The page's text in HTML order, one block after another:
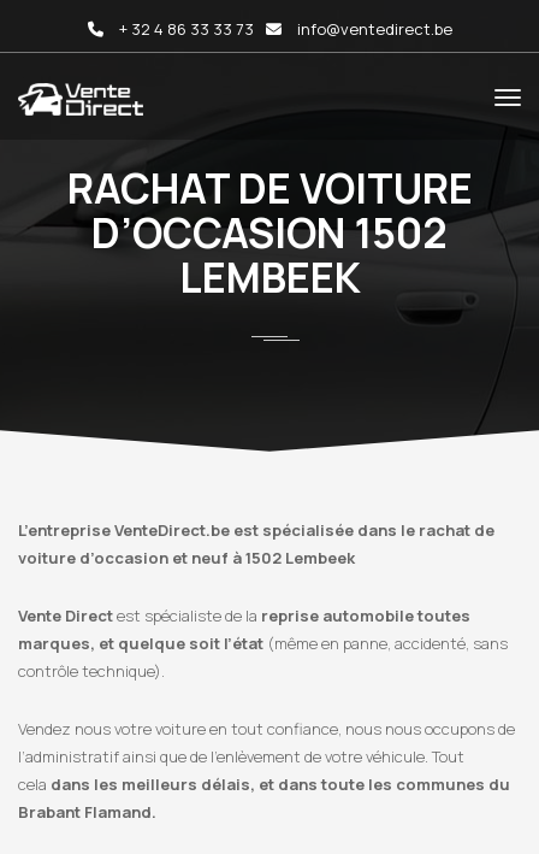
+ 32 4 86 33 33 73 info@ventedirect.be
RACHAT DE VOITURE
D’OCCASION 1502
LEMBEEK
L’entreprise VenteDirect.be est spécialisée dans le rachat de
voiture d’occasion et neuf à 1502 Lembeek
Vente Directest spécialiste de la reprise automobile toutes
marques, et quelque soit l’état (même en panne, accidenté, sans
contrôle technique).
Vendez nous votre voiture en tout confiance, nous nous occupons de
l’administratif ainsi que de l’enlèvement de votre véhicule. Tout
cela dans les meilleurs délais, et dans toute les communes du
Brabant Flamand.